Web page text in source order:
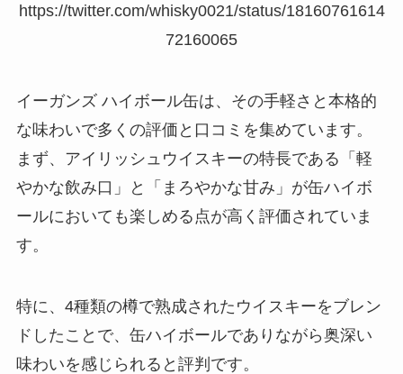
https://twitter.com/whisky0021/status/18160761614
72160065
イーガンズ ハイボール缶は、その手軽さと本格的
な味わいで多くの評価と口コミを集めています。
まず、アイリッシュウイスキーの特長である「軽
やかな飲み口」と「まろやかな甘み」が缶ハイボ
ールにおいても楽しめる点が高く評価されていま
す。
特に、4種類の樽で熟成されたウイスキーをブレン
ドしたことで、缶ハイボールでありながら奥深い
味わいを感じられると評判です。